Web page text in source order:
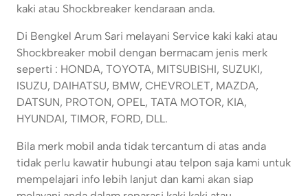
kaki atau Shockbreaker kendaraan anda.
Di Bengkel Arum Sari melayani Service kaki kaki atau
Shockbreaker mobil dengan bermacam jenis merk
seperti : HONDA, TOYOTA, MITSUBISHI, SUZUKI,
ISUZU, DAIHATSU, BMW, CHEVROLET, MAZDA,
DATSUN, PROTON, OPEL, TATA MOTOR, KIA,
HYUNDAI, TIMOR, FORD, DLL.
Bila merk mobil anda tidak tercantum di atas anda
tidak perlu kawatir hubungi atau telpon saja kami untuk
mempelajari info lebih lanjut dan kami akan siap